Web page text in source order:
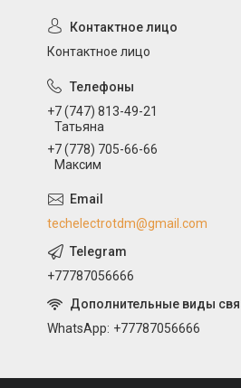
Контактное лицо
+7 (747) 813-49-21
Татьяна
+7 (778) 705-66-66
Максим
techelectrotdm@gmail.com
+77787056666
WhatsApp +77787056666